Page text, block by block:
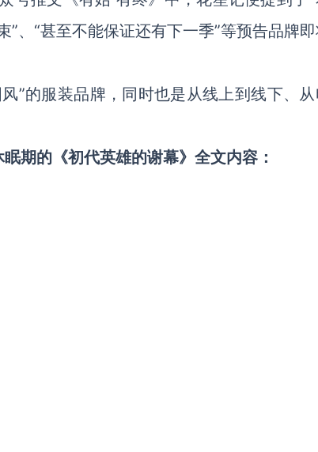
、“甚至不能保证还有下一季”等预告品牌
”的服装品牌，同时也是从线上到线下、
期的《初代英雄的谢幕》全文内容：